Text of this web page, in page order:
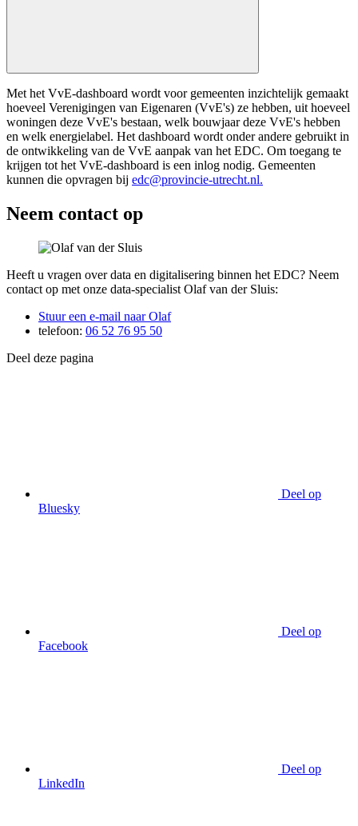
Met het VvE-dashboard wordt voor gemeenten inzichtelijk gemaakt
hoeveel Verenigingen van Eigenaren (VvE's) ze hebben, uit hoeveel
woningen deze VvE's bestaan, welk bouwjaar deze VvE's hebben
en welk energielabel. Het dashboard wordt onder andere gebruikt in
de ontwikkeling van de VvE aanpak van het EDC. Om toegang te
krijgen tot het VvE-dashboard is een inlog nodig. Gemeenten
kunnen die opvragen bij edc@provincie-utrecht.nl.
Neem contact op
Heeft u vragen over data en digitalisering binnen het EDC? Neem
contact op met onze data-specialist Olaf van der Sluis:
Stuur een e-mail naar Olaf
telefoon: 06 52 76 95 50
Deel deze pagina
Deel op
Bluesky
Deel op
Facebook
Deel op
LinkedIn